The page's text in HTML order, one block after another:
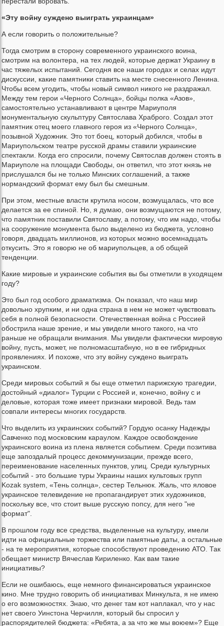
«Эту войну суждено выиграть украинцам»
А если говорить о положительные?
Тогда смотрим в сторону современного украинского воина,
смотрим на волонтера, на тех людей, которые держат Украину в
час тяжелых испытаний. Сегодня все наши городах и селах идут
дискуссии, какие памятники ставить на месте снесенного Ленина.
Чтобы всем угодить, чтобы новый символ никого не раздражал.
Между тем герои «Черного Солнца», бойцы полка «Азов»,
самостоятельно устанавливают в центре Мариуполя
монументальную скульптуру Святослава Храброго. Создал этот
памятник отец моего главного героя из «Черного Солнца»,
позывной Художник. Это тот боец, который добился, чтобы в
Мариупольском театре русской драмы ставили украинские
спектакли. Когда его спросили, почему Святослав должен стоять в
Мариуполе на площади Свободы, он ответил, что этот князь не
прислушался бы не только Минских соглашений, а также
нормандский формат ему был бы смешным.
При этом, местные власти крутила носом, возмущалась, что все
делается за ее спиной. Но, я думаю, они возмущаются не потому,
что памятник поставили Святославу, а потому, что им надо, чтобы
на сооружение монумента было выделено из бюджета, условно
говоря, двадцать миллионов, из которых можно восемнадцать
откусить. Это я говорю не об мариупольцев, а об общей
тенденции.
Какие мировые и украинские события вы бы отметили в уходящем
году?
Это был год особого драматизма. Он показал, что наш мир
довольно хрупким, и ни одна страна в нем не может чувствовать
себя в полной безопасности. Отечественная война с Россией
обострила наше зрение, и мы увидели много такого, на что
раньше не обращали внимания. Мы увидели фактически мировую
войну, пусть, может, не полномасштабную, но в ее гибридных
проявлениях. И похоже, что эту войну суждено выиграть
украинском.
Среди мировых событий я бы еще отметил парижскую трагедии,
достойный «диалог» Турции с Россией и, конечно, войну с и
деловые, которая тоже имеет признаки мировой. Ведь там
совпали интересы многих государств.
Что выделить из украинских событий? Гордую осанку Надежды
Савченко под московским караулом. Каждое освобождение
украинского воина из плена является событием. Среди позитива
еще запоздалый процесс декоммунизации, прежде всего,
переименование населенных пунктов, улиц. Среди культурных
событий - это большие туры Украины наших культовых групп
Kozak system, «Тень солнца», сестер Тельнюк. Жаль, что яловое
украинское телевидение не пропагандирует этих художников,
поскольку все, что стоит выше русскую попсу, для него "не
формат".
В прошлом году все средства, выделенные на культуру, имели
идти на официальные торжества или памятные даты, а остальные
- на те мероприятия, которые способствуют проведению АТО. Так
обещает министр Вячеслав Кириленко. Как вам такие
инициативы?
Если не ошибаюсь, еще немного финансироваться украинское
кино. Мне трудно говорить об инициативах Минкульта, я не имею
о его возможностях. Знаю, что денег там кот наплакал, что у нас
нет своего Уинстона Черчилля, который бы спросил у
распорядителей бюджета: «Ребята, а за что же мы воюем»? Еще